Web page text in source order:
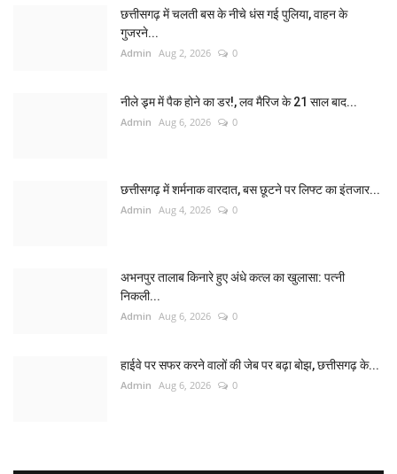
छत्तीसगढ़ में चलती बस के नीचे धंस गई पुलिया, वाहन के
गुजरने...
Admin Aug 2, 2026 0
नीले ड्र्म में पैक होने का डर!, लव मैरिज के 21 साल बाद...
Admin Aug 6, 2026 0
छत्तीसगढ़ में शर्मनाक वारदात, बस छूटने पर लिफ्ट का इंतजार...
Admin Aug 4, 2026 0
अभनपुर तालाब किनारे हुए अंधे कत्ल का खुलासा: पत्नी
निकली...
Admin Aug 6, 2026 0
हाईवे पर सफर करने वालों की जेब पर बढ़ा बोझ, छत्तीसगढ़ के...
Admin Aug 6, 2026 0